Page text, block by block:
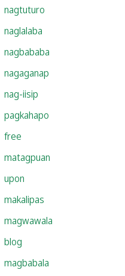
nagtuturo
naglalaba
nagbababa
nagaganap
nag-iisip
pagkahapo
free
matagpuan
upon
makalipas
magwawala
blog
magbabala